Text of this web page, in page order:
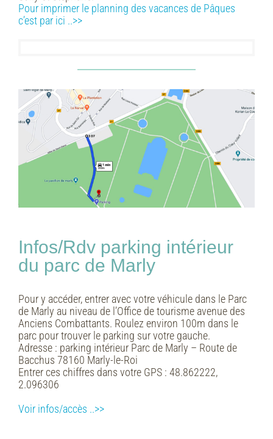
Pour imprimer le planning des vacances de Pâques
c’est par ici ..>>
Infos/Rdv parking intérieur
du parc de Marly
Pour y accéder, entrer avec votre véhicule dans le Parc
de Marly au niveau de l’Office de tourisme avenue des
Anciens Combattants. Roulez environ 100m dans le
parc pour trouver le parking sur votre gauche.
Adresse : parking intérieur Parc de Marly – Route de
Bacchus 78160 Marly-le-Roi
Entrer ces chiffres dans votre GPS : 48.862222,
2.096306
Voir infos/accès ..>>